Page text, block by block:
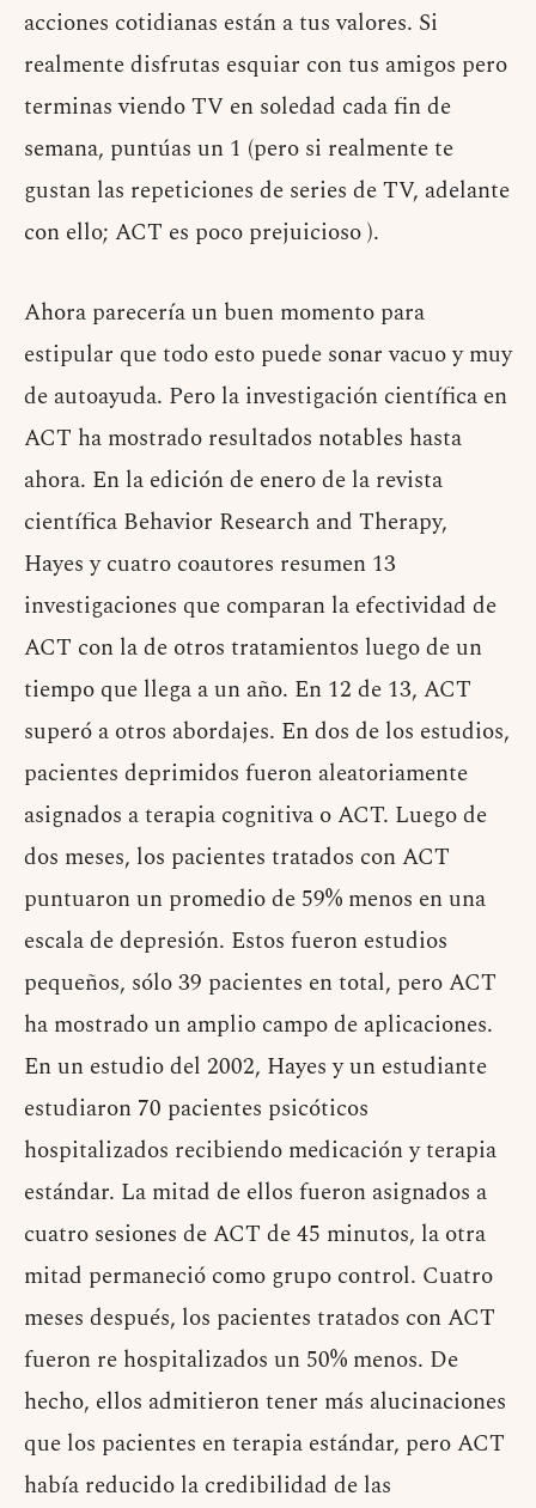
acciones cotidianas están a tus valores. Si
realmente disfrutas esquiar con tus amigos pero
terminas viendo TV en soledad cada fin de
semana, puntúas un 1 (pero si realmente te
gustan las repeticiones de series de TV, adelante
con ello; ACT es poco prejuicioso ).
Ahora parecería un buen momento para
estipular que todo esto puede sonar vacuo y muy
de autoayuda. Pero la investigación científica en
ACT ha mostrado resultados notables hasta
ahora. En la edición de enero de la revista
científica Behavior Research and Therapy,
Hayes y cuatro coautores resumen 13
investigaciones que comparan la efectividad de
ACT con la de otros tratamientos luego de un
tiempo que llega a un año. En 12 de 13, ACT
superó a otros abordajes. En dos de los estudios,
pacientes deprimidos fueron aleatoriamente
asignados a terapia cognitiva o ACT. Luego de
dos meses, los pacientes tratados con ACT
puntuaron un promedio de 59% menos en una
escala de depresión. Estos fueron estudios
pequeños, sólo 39 pacientes en total, pero ACT
ha mostrado un amplio campo de aplicaciones.
En un estudio del 2002, Hayes y un estudiante
estudiaron 70 pacientes psicóticos
hospitalizados recibiendo medicación y terapia
estándar. La mitad de ellos fueron asignados a
cuatro sesiones de ACT de 45 minutos, la otra
mitad permaneció como grupo control. Cuatro
meses después, los pacientes tratados con ACT
fueron re hospitalizados un 50% menos. De
hecho, ellos admitieron tener más alucinaciones
que los pacientes en terapia estándar, pero ACT
había reducido la credibilidad de las